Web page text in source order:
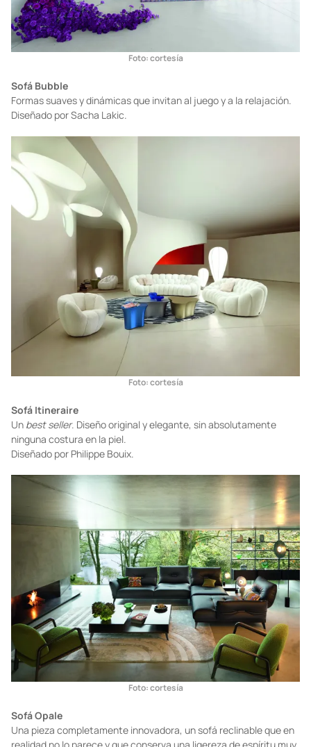
Sofá Bubble
Formas suaves y dinámicas que invitan al juego y a la relajación.
Diseñado por Sacha Lakic.
Sofá Itineraire
best seller . Diseño original y elegante, sin absolutamente
ninguna costura en la piel.
Diseñado por Philippe Bouix.